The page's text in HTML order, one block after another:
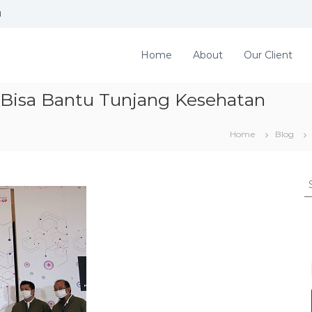
Home About Our Client
Bantu Tunjang Kesehatan
Home Blog
S